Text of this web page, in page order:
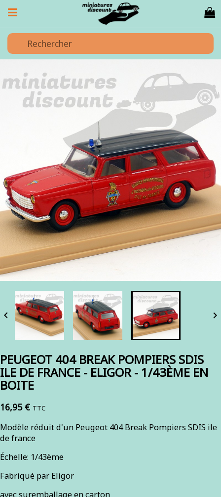
 
PEUGEOT 404 BREAK POMPIERS SDIS
ILE DE FRANCE - ELIGOR - 1/43ÈME EN
BOITE
16,95 € TTC
Modèle réduit d'un Peugeot 404 Break Pompiers SDIS ile
de france
Échelle: 1/43ème
Fabriqué par Eligor
avec suremballage en carton